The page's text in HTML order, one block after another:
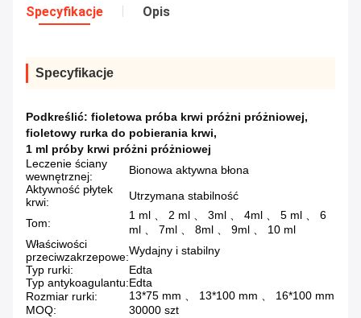
Specyfikacje Opis
Specyfikacje
Podkreślić: fioletowa próba krwi próżni próżniowej,
fioletowy rurka do pobierania krwi,
1 ml próby krwi próżni próżniowej
Leczenie ściany
wewnętrznej:
Bionowa aktywna błona
Aktywność płytek
krwi:
Utrzymana stabilność
Tom:
1 ml 、 2 ml 、 3ml 、 4ml 、 5 ml 、 6
ml 、 7ml 、 8ml 、 9ml 、 10 ml
Właściwości
przeciwzakrzepowe:Wydajny i stabilny
Typ rurki:
Edta
Typ antykoagulantu:Edta
Rozmiar rurki:
13*75 mm 、 13*100 mm 、 16*100 mm
MOQ:
30000 szt